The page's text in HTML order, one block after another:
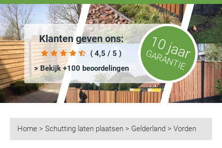
Klanten geven ons:
( 4,5 / 5 )
> Bekijk +100 beoordelingen
10 jaar
GARANTIE
Home > Schutting laten plaatsen > Gelderland > Vorden